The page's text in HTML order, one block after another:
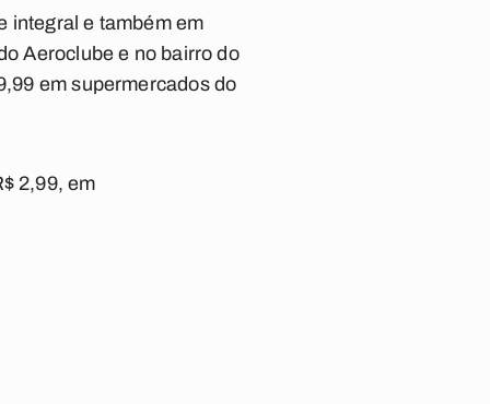
integral e também em
Aeroclube e no bairro do
em supermercados do
2,99, em